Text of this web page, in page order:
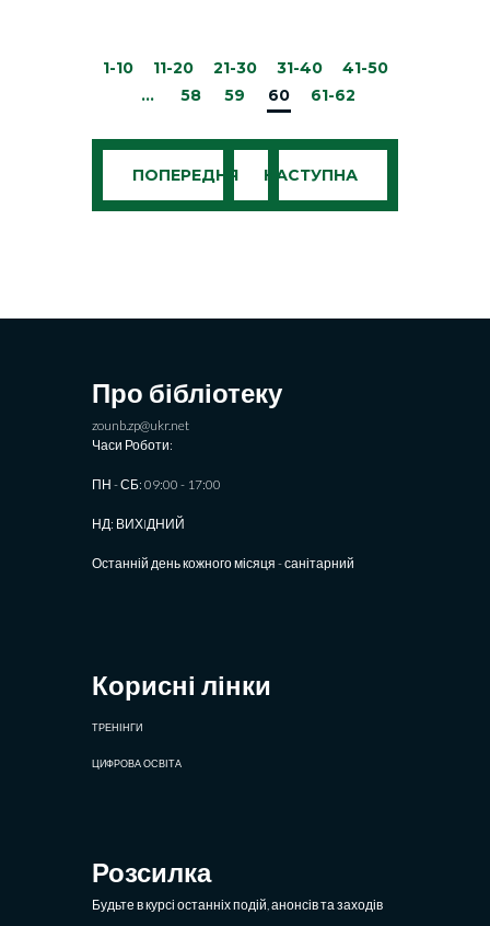
ПОПЕРЕДНЯ
1-10 11-20 21-30 31-40
41-50
…
58 59 60 61-62
НАСТУПНА
Про бібліотеку
zounb.zp@ukr.net
Часи Роботи:
ПН - СБ: 09:00 - 17:00
НД: ВИХIДНИЙ
Останній день кожного місяця - санітарний
Корисні лінки
ТРЕНІНГИ
ЦИФРОВА ОСВІТА
Розсилка
Будьте в курсі останніх подій, анонсів та заходів